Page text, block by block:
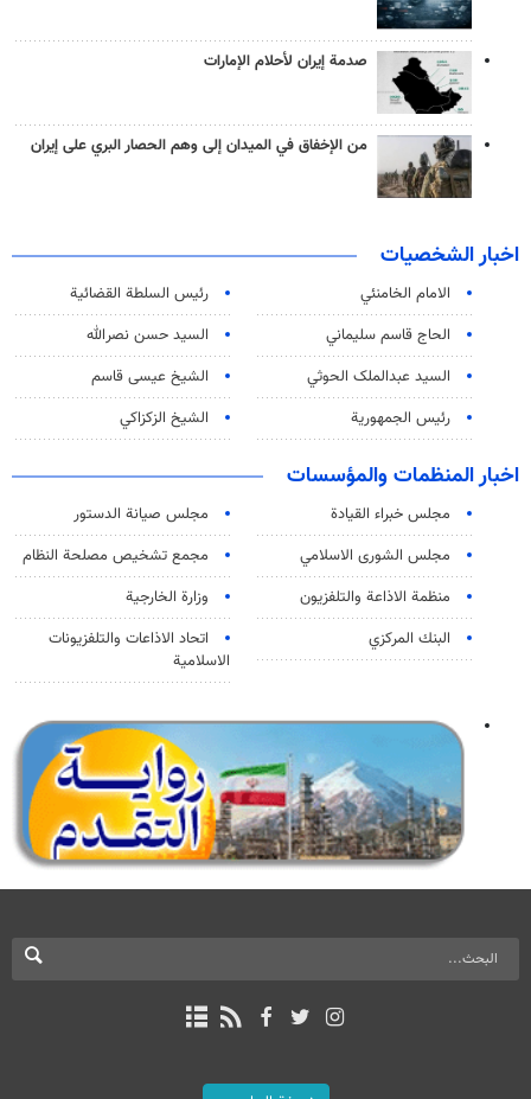
صدمة إيران لأحلام الإمارات
من الإخفاق في الميدان إلى وهم الحصار البري على إيران
اخبار الشخصيات
الامام الخامنئي
رئیس السلطة القضائیة
الحاج قاسم سليماني
السيد حسن نصرالله
السید عبدالملک الحوثي
الشيخ عيسى قاسم
رئيس الجمهورية
الشيخ الزكزاكي
اخبار المنظمات والمؤسسات
مجلس خبراء القيادة
مجلس صيانة الدستور
مجلس الشورى الاسلامي
مجمع تشخيص مصلحة النظام
منظمة الاذاعة والتلفزیون
وزارة الخارجية
البنك المركزي
اتحاد الاذاعات والتلفزيونات
الاسلامية